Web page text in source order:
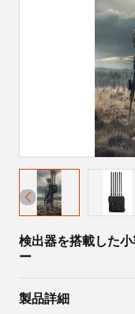
検出器を搭載した
ー
製品詳細